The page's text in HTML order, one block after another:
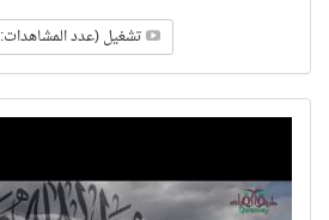
تشغيل (عدد المشاهدات: 2.2K)